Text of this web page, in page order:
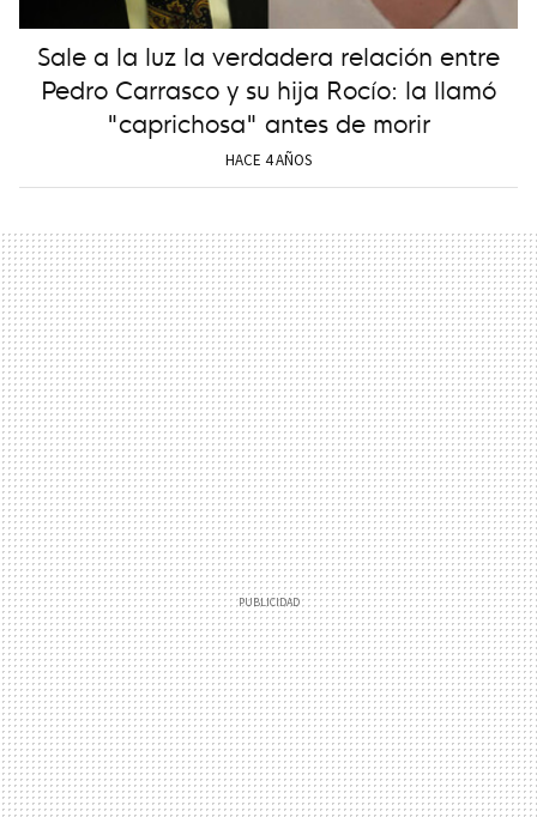
Sale a la luz la verdadera relación entre
Pedro Carrasco y su hija Rocío: la llamó
"caprichosa" antes de morir
HACE 4 AÑOS